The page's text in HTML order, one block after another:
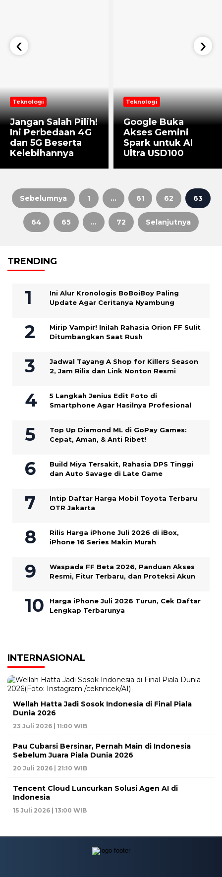
Teknologi
Jangan Salah Pilih!
Ini Perbedaan 4G
dan 5G Beserta
Kelebihannya
Teknologi
Google Buka
Akses Gemini
Spark untuk AI
Ultra USD100
‹ ›
Paginasi
Sebelumnya 1 … 61 62 63
64 65 … 72 Selanjutnya
TRENDING
Ini Alur Kronologis BoBoiBoy Paling
Update Agar Ceritanya Nyambung
Mirip Vampir! Inilah Rahasia Orion FF Sulit
Ditumbangkan Saat Rush
Jadwal Tayang A Shop for Killers Season
2, Jam Rilis dan Link Nonton Resmi
5 Langkah Jenius Edit Foto di
Smartphone Agar Hasilnya Profesional
Top Up Diamond ML di GoPay Games:
Cepat, Aman, & Anti Ribet!
Build Miya Tersakit, Rahasia DPS Tinggi
dan Auto Savage di Late Game
Intip Daftar Harga Mobil Toyota Terbaru
OTR Jakarta
Rilis Harga iPhone Juli 2026 di iBox,
iPhone 16 Series Makin Murah
Waspada FF Beta 2026, Panduan Akses
Resmi, Fitur Terbaru, dan Proteksi Akun
Harga iPhone Juli 2026 Turun, Cek Daftar
Lengkap Terbarunya
INTERNASIONAL
Wellah Hatta Jadi Sosok Indonesia di Final Piala
Dunia 2026
23 Juli 2026 | 11:00 WIB
Pau Cubarsi Bersinar, Pernah Main di Indonesia
Sebelum Juara Piala Dunia 2026
20 Juli 2026 | 21:10 WIB
Tencent Cloud Luncurkan Solusi Agen AI di
Indonesia
15 Juli 2026 | 13:00 WIB